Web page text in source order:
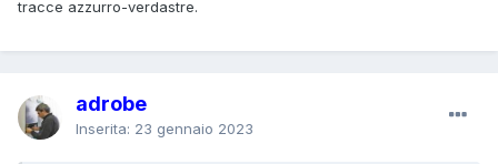
sono il segno che è lesionato, anche se non si vede acqua
tracce azzurro-verdastre.
adrobe
Inserita: 23 gennaio 2023